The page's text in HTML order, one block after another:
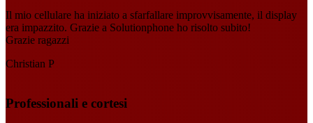
Il mio cellulare ha iniziato a sfarfallare improvvisamente, il display
era impazzito. Grazie a Solutionphone ho risolto subito!
Grazie ragazzi
Christian P
Professionali e cortesi